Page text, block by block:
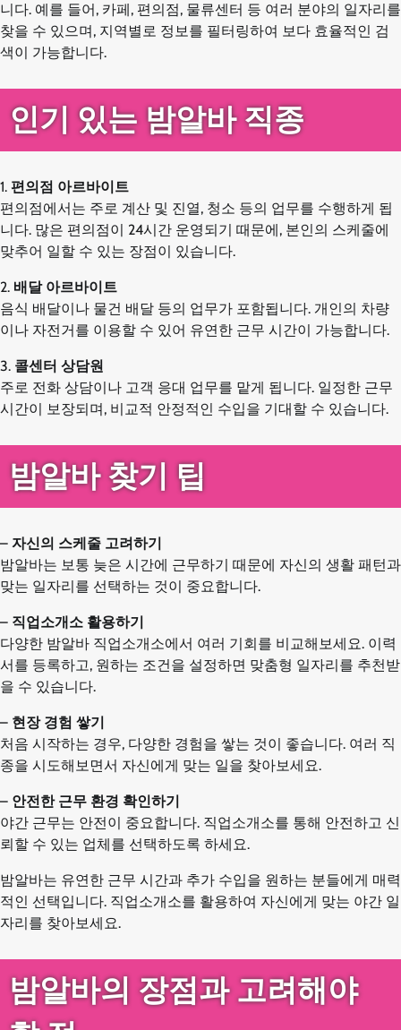
니다. 예를 들어, 카페, 편의점, 물류센터 등 여러 분야의 일자리를
찾을 수 있으며, 지역별로 정보를 필터링하여 보다 효율적인 검
색이 가능합니다.
인기 있는 밤알바 직종
1. 편의점 아르바이트
편의점에서는 주로 계산 및 진열, 청소 등의 업무를 수행하게 됩
니다. 많은 편의점이 24시간 운영되기 때문에, 본인의 스케줄에
맞추어 일할 수 있는 장점이 있습니다.
2. 배달 아르바이트
음식 배달이나 물건 배달 등의 업무가 포함됩니다. 개인의 차량
이나 자전거를 이용할 수 있어 유연한 근무 시간이 가능합니다.
3. 콜센터 상담원
주로 전화 상담이나 고객 응대 업무를 맡게 됩니다. 일정한 근무
시간이 보장되며, 비교적 안정적인 수입을 기대할 수 있습니다.
밤알바 찾기 팁
– 자신의 스케줄 고려하기
밤알바는 보통 늦은 시간에 근무하기 때문에 자신의 생활 패턴과
맞는 일자리를 선택하는 것이 중요합니다.
– 직업소개소 활용하기
다양한 밤알바 직업소개소에서 여러 기회를 비교해보세요. 이력
서를 등록하고, 원하는 조건을 설정하면 맞춤형 일자리를 추천받
을 수 있습니다.
– 현장 경험 쌓기
처음 시작하는 경우, 다양한 경험을 쌓는 것이 좋습니다. 여러 직
종을 시도해보면서 자신에게 맞는 일을 찾아보세요.
– 안전한 근무 환경 확인하기
야간 근무는 안전이 중요합니다. 직업소개소를 통해 안전하고 신
뢰할 수 있는 업체를 선택하도록 하세요.
밤알바는 유연한 근무 시간과 추가 수입을 원하는 분들에게 매력
적인 선택입니다. 직업소개소를 활용하여 자신에게 맞는 야간 일
자리를 찾아보세요.
밤알바의 장점과 고려해야